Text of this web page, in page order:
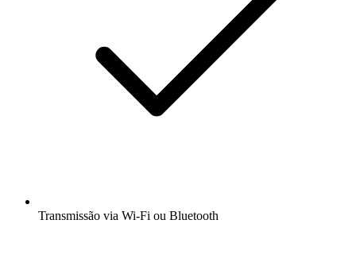
Transmissão via Wi-Fi ou Bluetooth